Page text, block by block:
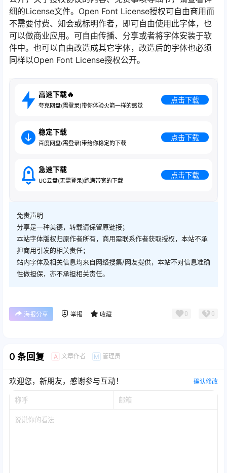
细的License文件。Open Font License授权可自由商用而
不需要付费、知会或标明作者，即可自由使用此字体，也
可以做商业应用。可自由传播、分享或者将字体安装于软
件中。也可以自由改造成其它字体，改造后的字体也必须
同样以Open Font License授权公开。
高速下载🔥
夸克网盘(需登录)带你体验火箭一样的感觉
点击下载
稳定下载
百度网盘(需登录)带给你稳定的下载
点击下载
急速下载
UC云盘(无需登录)跑满带宽的下载
点击下载
免责声明
分享是一种美德，转载请保留原链接；
本站字体版权归原作者所有，商用需联系作者获取授权，本站不承
担商用引发的相关责任；
站内字体及相关信息均来自网络搜集/网友提供，本站不对信息准确
性做担保，亦不承担相关责任。
海报分享 举报 收藏 0 0
0 条回复 A 文章作者 M 管理员
欢迎您，新朋友，感谢参与互动！ 确认修改